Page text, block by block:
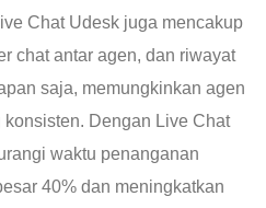
Chat Udesk juga mencakup
chat antar agen, dan riwayat
saja, memungkinkan agen
Dengan Live Chat
waktu penanganan
40% dan meningkatkan